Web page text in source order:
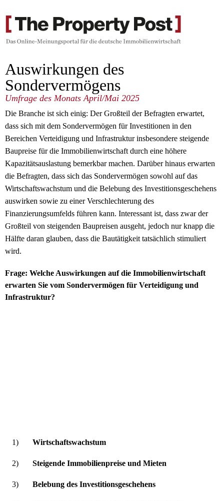
Auswirkungen des
Sondervermögens
Umfrage des Monats April/Mai 2025
Die Branche ist sich einig: Der Großteil der Befragten erwartet,
dass sich mit dem Sondervermögen für Investitionen in den
Bereichen Verteidigung und Infrastruktur insbesondere steigende
Baupreise für die Immobilienwirtschaft durch eine höhere
Kapazitätsauslastung bemerkbar machen. Darüber hinaus erwarten
die Befragten, dass sich das Sondervermögen sowohl auf das
Wirtschaftswachstum und die Belebung des Investitionsgeschehens
auswirken sowie zu einer Verschlechterung des
Finanzierungsumfelds führen kann. Interessant ist, dass zwar der
Großteil von steigenden Baupreisen ausgeht, jedoch nur knapp die
Hälfte daran glauben, dass die Bautätigkeit tatsächlich stimuliert
wird.
Frage: Welche Auswirkungen auf die Immobilienwirtschaft
erwarten Sie vom Sondervermögen für Verteidigung und
Infrastruktur?
1) Wirtschaftswachstum
2) Steigende Immobilienpreise und Mieten
3) Belebung des Investitionsgeschehens